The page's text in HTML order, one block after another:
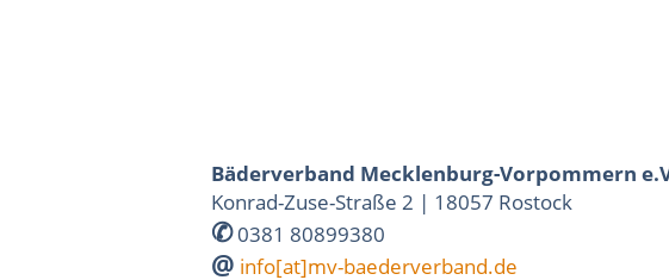
Bäderverband Mecklenburg-Vorpommern
Konrad-Zuse-Straße 2 | 18057 Rostock
✆0381 80899380
@ info[at]mv-baederverband.de